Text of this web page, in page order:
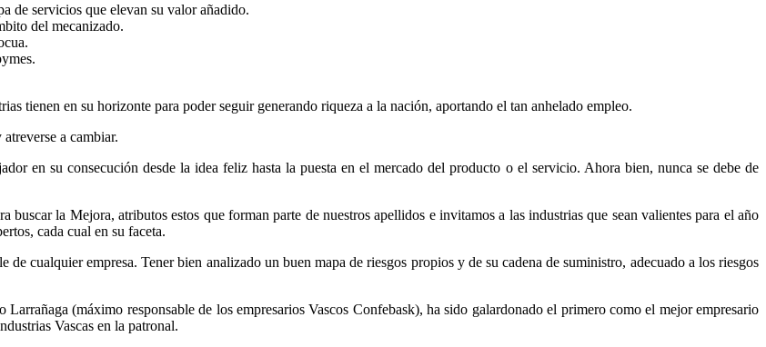
de servicios que elevan su valor añadido.
del mecanizado.
tienen en su horizonte para poder seguir generando riqueza a la nación, aportando el tan anhelado empleo.
a cambiar.
en su consecución desde la idea feliz hasta la puesta en el mercado del producto o el servicio. Ahora bien, nunca se debe de
la Mejora, atributos estos que forman parte de nuestros apellidos e invitamos a las industrias que sean valientes para el año
cada cual en su faceta.
cualquier empresa. Tener bien analizado un buen mapa de riesgos propios y de su cadena de suministro, adecuado a los riesgos
(máximo responsable de los empresarios Vascos Confebask), ha sido galardonado el primero como el mejor empresario
Vascas en la patronal.